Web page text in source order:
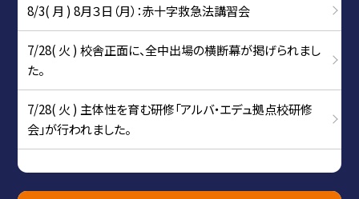
8/3( 月 ) 8月３日（月）：赤十字救急法講習会
7/28( 火 ) 校舎正面に、全中出場の横断幕が掲げられまし
た。
7/28( 火 ) 主体性を育む研修「アルバ・エデュ拠点校研修
会」が行われました。